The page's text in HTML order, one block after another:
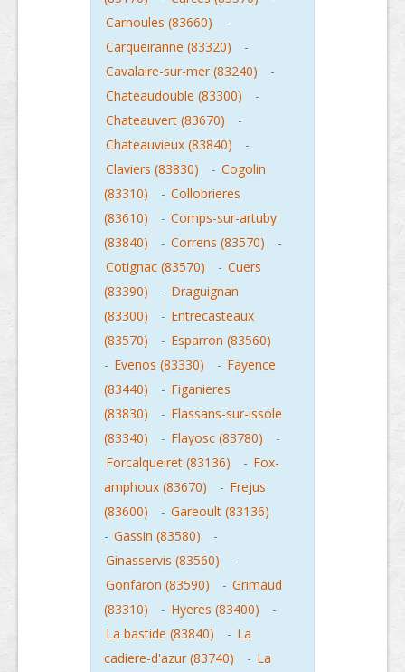
Carnoules (83660)
-
Carqueiranne (83320)
-
Cavalaire-sur-mer (83240)
-
Chateaudouble (83300)
-
Chateauvert (83670)
-
Chateauvieux (83840)
-
Claviers (83830)
- Cogolin
(83310)
- Collobrieres
(83610)
- Comps-sur-artuby
(83840)
- Correns (83570)
-
Cotignac (83570)
- Cuers
(83390)
- Draguignan
(83300)
- Entrecasteaux
(83570)
- Esparron (83560)
- Evenos (83330) - Fayence
(83440)
- Figanieres
(83830)
- Flassans-sur-issole
(83340)
- Flayosc (83780)
-
Forcalqueiret (83136)
- Fox-
amphoux (83670)
- Frejus
(83600)
- Gareoult (83136)
- Gassin (83580)
-
Ginasservis (83560)
-
Gonfaron (83590)
- Grimaud
(83310)
- Hyeres (83400)
-
La bastide (83840)
- La
cadiere-d'azur (83740)
- La